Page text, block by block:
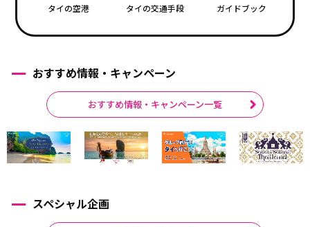
タイの空港 タイの交通手段 ガイドブック
おすすめ情報・キャンペーン
おすすめ情報・キャンペーン一覧
スペシャル企画